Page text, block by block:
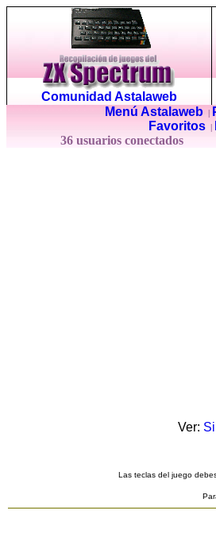
Comunidad Astalaweb
Menú Astalaweb|
Favoritos
36 usuarios conectados
Ver:
Las teclas del juego